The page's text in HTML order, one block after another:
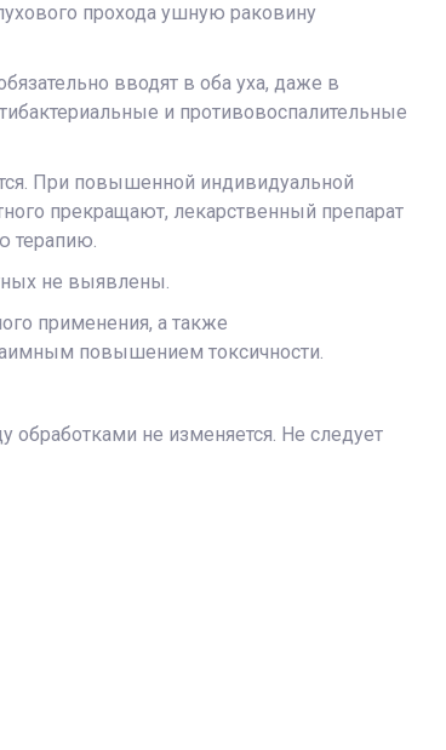
прохода ушную раковину
вводят в оба уха, даже в
и противовоспалительные
При повышенной индивидуальной
прекращают, лекарственный препарат
терапию.
не выявлены.
применения, а также
повышением токсичности.
обработками не изменяется. Не следует